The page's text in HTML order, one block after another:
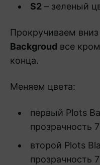
S2– зеленый
Прокручиваем
Backgroud все
конца.
Меняем цвета:
первый Plots
прозрачность
второй Plots
прозрачность